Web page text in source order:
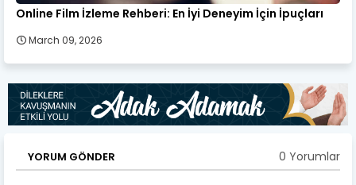
Online Film İzleme Rehberi: En İyi Deneyim İçin İpuçları
March 09, 2026
YORUM GÖNDER 0 Yorumlar